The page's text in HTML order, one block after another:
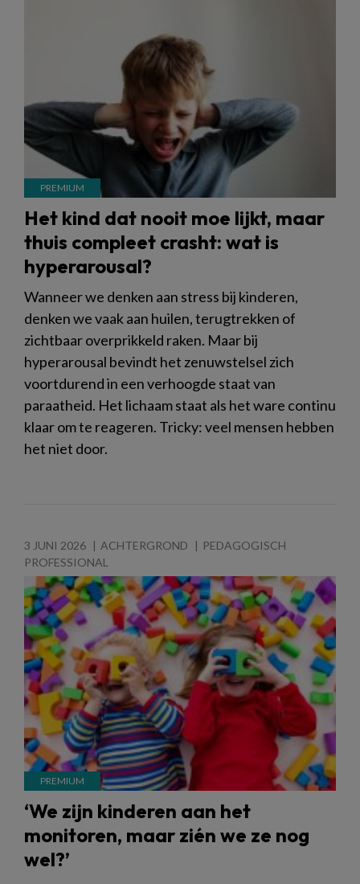
Het kind dat nooit moe lijkt, maar
thuis compleet crasht: wat is
hyperarousal?
Wanneer we denken aan stress bij kinderen,
denken we vaak aan huilen, terugtrekken of
zichtbaar overprikkeld raken. Maar bij
hyperarousal bevindt het zenuwstelsel zich
voortdurend in een verhoogde staat van
paraatheid. Het lichaam staat als het ware continu
klaar om te reageren. Tricky: veel mensen hebben
het niet door.
3 JUNI 2026 ACHTERGROND
PEDAGOGISCH
PROFESSIONAL
‘We zijn kinderen aan het
monitoren, maar zién we ze nog
wel?’